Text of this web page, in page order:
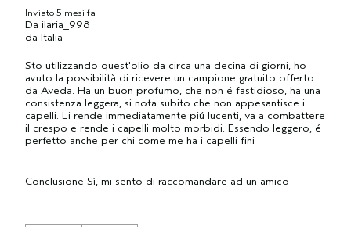
Inviato 5 mesi fa
Da ilaria_998
da Italia
Sto utilizzando quest'olio da circa una decina di giorni, ho
avuto la possibilità di ricevere un campione gratuito offerto
da Aveda. Ha un buon profumo, che non é fastidioso, ha una
consistenza leggera, si nota subito che non appesantisce i
capelli. Li rende immediatamente piú lucenti, va a combattere
il crespo e rende i capelli molto morbidi. Essendo leggero, é
perfetto anche per chi come me ha i capelli fini
Conclusione Sì, mi sento di raccomandare ad un amico